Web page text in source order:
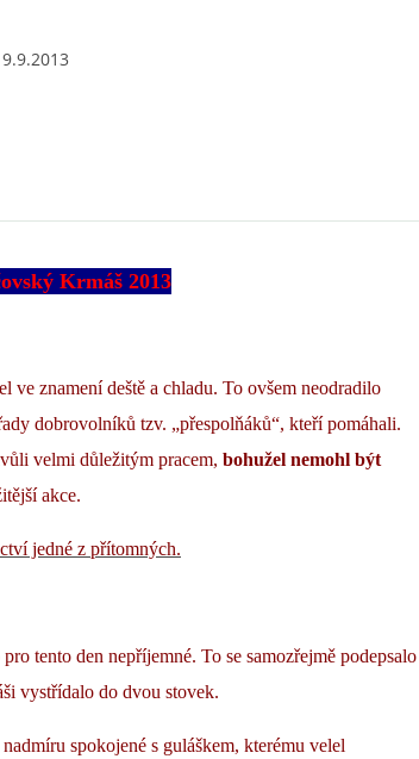
Krmáš 2013
ve znamení deště a chladu. To ovšem neodradilo
dobrovolníků tzv. „přespolňáků“, kteří pomáhali.
velmi důležitým pracem, bohužel nemohl být
akce.
jedné z přítomných.
tento den nepříjemné. To se samozřejmě podepsalo
vystřídalo do dvou stovek.
spokojené s guláškem, kterému velel